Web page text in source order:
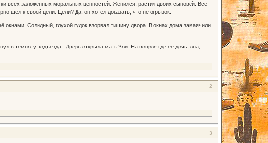
всех заложенных моральных ценностей. Женился, растил двоих сыновей. Все
шел к своей цели. Цели? Да, он хотел доказать, что не огрызок.
Солидный, глухой гудок взорвал тишину двора. В окнах дома замаячили
в темноту подъезда. Дверь открыла мать Зои. На вопрос где её дочь, она,
2
3